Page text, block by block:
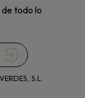
todo lo
S.L.